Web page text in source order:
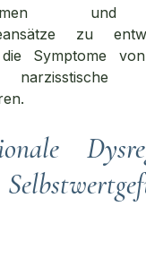
und
zu
Symptome